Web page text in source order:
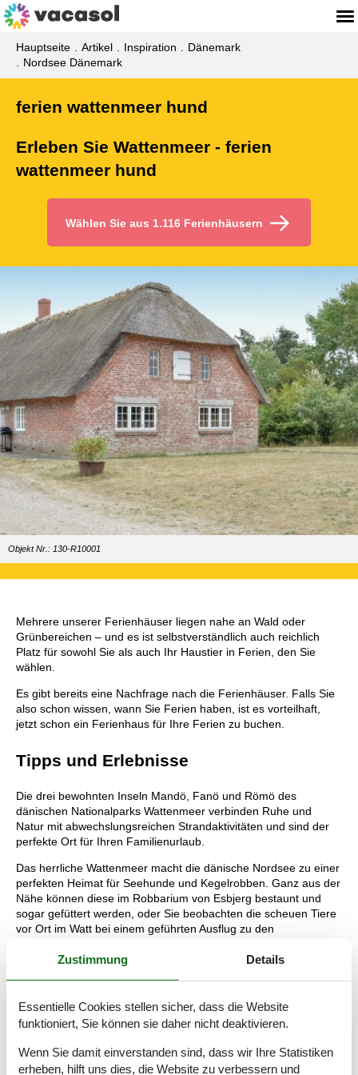
Hauptseite Artikel Inspiration
Dänemark
Nordsee Dänemark
ferien wattenmeer hund
Erleben Sie Wattenmeer - ferien
wattenmeer hund
Wählen Sie aus 1.116 Ferienhäusern
Objekt Nr.: 130-R10001
Mehrere unserer Ferienhäuser liegen nahe an Wald oder
Grünbereichen – und es ist selbstverständlich auch reichlich
Platz für sowohl Sie als auch Ihr Haustier in Ferien, den Sie
wählen.
Es gibt bereits eine Nachfrage nach die Ferienhäuser. Falls Sie
also schon wissen, wann Sie Ferien haben, ist es vorteilhaft,
jetzt schon ein Ferienhaus für Ihre Ferien zu buchen.
Tipps und Erlebnisse
Die drei bewohnten Inseln Mandö, Fanö und Römö des
dänischen Nationalparks Wattenmeer verbinden Ruhe und
Natur mit abwechslungsreichen Strandaktivitäten und sind der
perfekte Ort für Ihren Familienurlaub.
Das herrliche Wattenmeer macht die dänische Nordsee zu einer
perfekten Heimat für Seehunde und Kegelrobben. Ganz aus der
Nähe können diese im Robbarium von Esbjerg bestaunt und
sogar gefüttert werden, oder Sie beobachten die scheuen Tiere
vor Ort im Watt bei einem geführten Ausflug zu den
Das Drachenfest auf der Wattenmeer-Insel Römö ist das größte
Drachenfestival Europas. Tausende Lenkdrachen schweben
über dem kilometerlangen Strand und begeistern die Zuschauer
mit ihren phantasievollen Formen und Farben.
vermitteln den interessierten Urlaubern alles Wissenswerte über
Zustimmung Details
Essentielle Cookies stellen sicher, dass die Website
funktioniert, Sie können sie daher nicht deaktivieren.
Wenn Sie damit einverstanden sind, dass wir Ihre Statistiken
erheben, hilft uns dies, die Website zu verbessern und